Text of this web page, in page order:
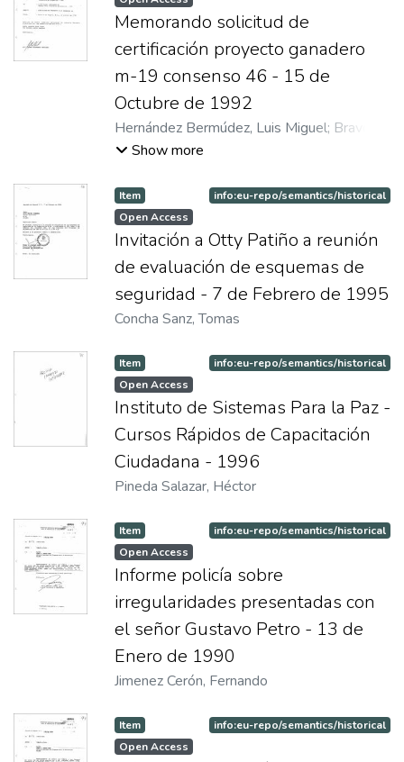
Memorando solicitud de
certificación proyecto ganadero
m-19 consenso 46 - 15 de
Octubre de 1992
Hernández Bermúdez, Luis Miguel; Bravo
Gallo, Marcela
Show more
Item
Open Access
info:eu-repo/semantics/historical
Invitación a Otty Patiño a reunión
de evaluación de esquemas de
seguridad - 7 de Febrero de 1995
Concha Sanz, Tomas
Item
Open Access
info:eu-repo/semantics/historical
Instituto de Sistemas Para la Paz -
Cursos Rápidos de Capacitación
Ciudadana - 1996
Pineda Salazar, Héctor
Item
Open Access
info:eu-repo/semantics/historical
Informe policía sobre
irregularidades presentadas con
el señor Gustavo Petro - 13 de
Enero de 1990
Jimenez Cerón, Fernando
Item
Open Access
info:eu-repo/semantics/historical